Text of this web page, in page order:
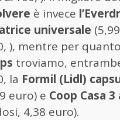
è invece
universale
), mentre per quanto
troviamo,
la Formil (Lidl)
euro) e Coop Casa 3
4,38 euro).